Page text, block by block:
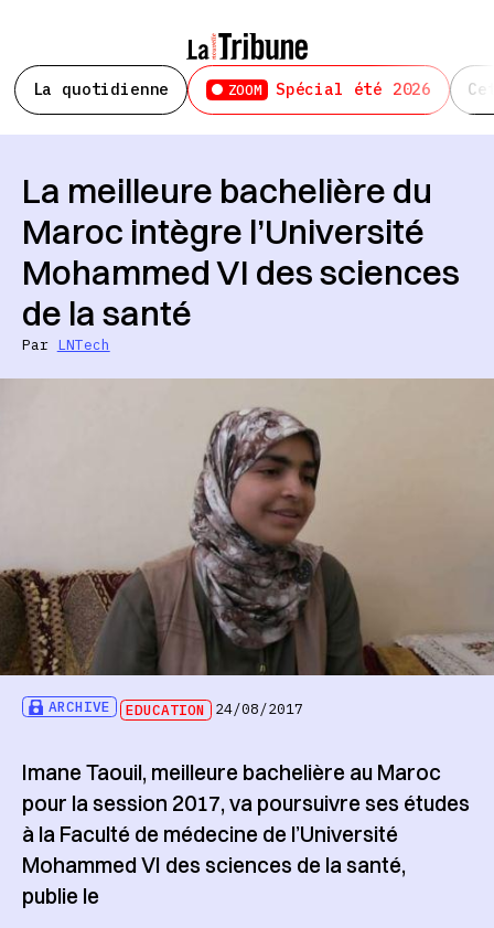
La quotidienne ZOOM Spécial été 2026
ARCHIVE EDUCATION 24/08/2017
La meilleure bachelière du
Maroc intègre l’Université
Mohammed VI des sciences
de la santé
Par LNTech
Imane Taouil, meilleure bachelière au Maroc
pour la session 2017, va poursuivre ses études
à la Faculté de médecine de l’Université
Mohammed VI des sciences de la santé,
publie le